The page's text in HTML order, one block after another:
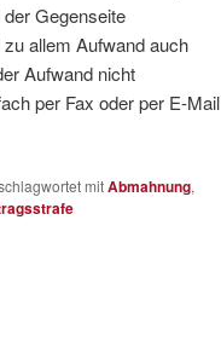
Gegenseite
allem Aufwand auch
Aufwand nicht
per Fax oder per E-Mail
mitAbmahnung,